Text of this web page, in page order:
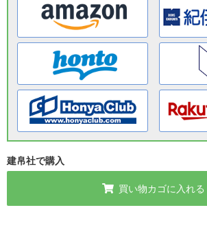
建帛社で購入
買い物カゴに入れる